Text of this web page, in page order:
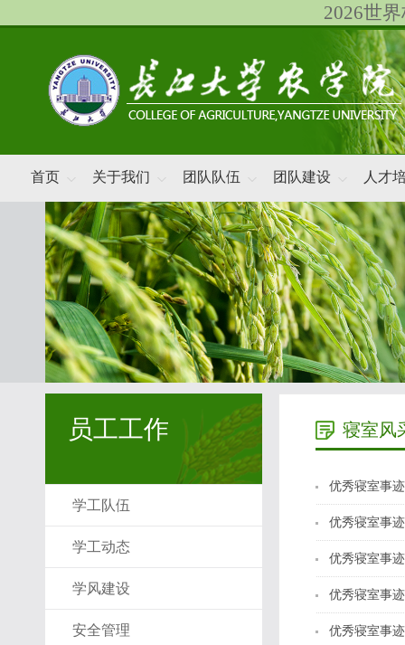
2026世
首页 关于我们 团队队伍 团队建设 人才
员工工作
学工队伍
学工动态
学风建设
安全管理
寝室风
优秀寝室事
优秀寝室事
优秀寝室事
优秀寝室事
优秀寝室事